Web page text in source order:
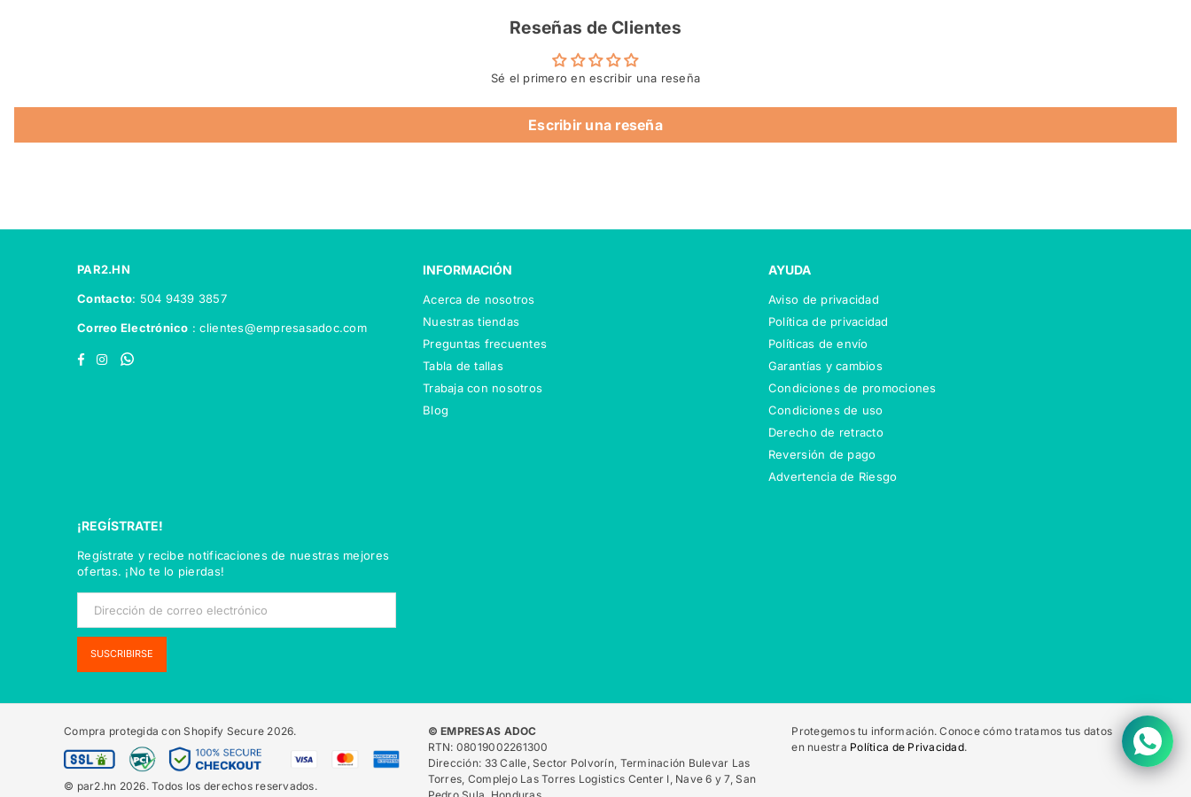
Reseñas de Clientes
Sé el primero en escribir una reseña
Escribir una reseña
PAR2.HN
Contacto: 504 9439 3857
Correo Electrónico : clientes@empresasadoc.com
Facebook
InstagramWhatsapp
INFORMACIÓN
Acerca de nosotros
Nuestras tiendas
Preguntas frecuentes
Tabla de tallas
Trabaja con nosotros
Blog
AYUDA
Aviso de privacidad
Política de privacidad
Políticas de envío
Garantías y cambios
Condiciones de promociones
Condiciones de uso
Derecho de retracto
Reversión de pago
Advertencia de Riesgo
¡REGÍSTRATE!
Regístrate y recibe notificaciones de nuestras mejores
ofertas. ¡No te lo pierdas!
SUSCRIBIRSE
Compra protegida con Shopify Secure 2026.
© par2.hn 2026. Todos los derechos reservados.
© EMPRESAS ADOC
RTN: 08019002261300
Dirección: 33 Calle, Sector Polvorín, Terminación Bulevar Las
Torres, Complejo Las Torres Logistics Center I, Nave 6 y 7, San
Protegemos tu información. Conoce cómo tratamos tus datos
en nuestra Política de Privacidad.